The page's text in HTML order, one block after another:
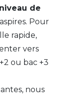
niveau de
Pour
rapide,
vers
ou bac +3
nous